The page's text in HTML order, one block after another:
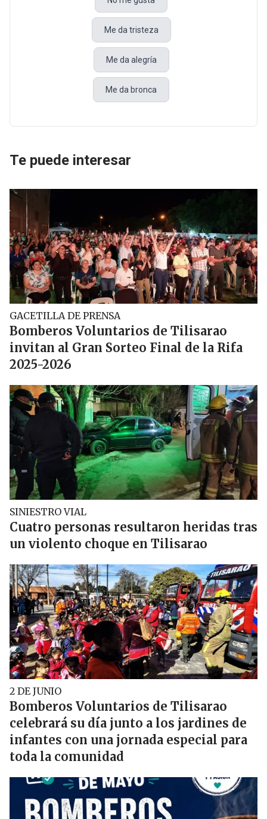
Me da tristeza
Me da alegría
Me da bronca
Te puede interesar
GACETILLA DE PRENSA
Bomberos Voluntarios de Tilisarao
invitan al Gran Sorteo Final de la Rifa
2025-2026
SINIESTRO VIAL
Cuatro personas resultaron heridas tras
un violento choque en Tilisarao
2 DE JUNIO
Bomberos Voluntarios de Tilisarao
celebrará su día junto a los jardines de
infantes con una jornada especial para
toda la comunidad